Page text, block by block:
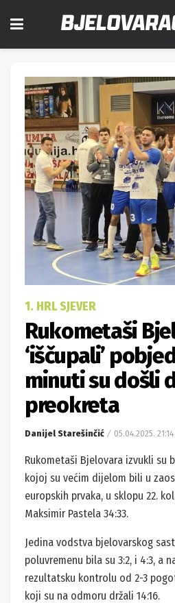
1. HRL SJEVER
Rukometaši
‘iščupali’
minuti su došli
preokreta
Danijel Starešinčić 05.04.2025. 21:14
Rukometaši Bjelovara izvukli su
kojoj su većim dijelom bili u
europskih prvaka, u sklopu 22.
Maksimir Pastela 34:33.
Jedina vodstva bjelovarskog
poluvremenu bila su 3:2, i 4:3, a
rezultatsku kontrolu od 2-3
koji su na odmoru držali 14:16.